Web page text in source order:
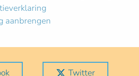
aanbrengen
Twitter